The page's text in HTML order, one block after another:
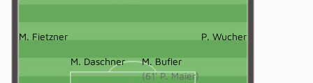
M. Fietzner P. Wucher
M. Daschner
M. Bufler
(61' P. Maier)